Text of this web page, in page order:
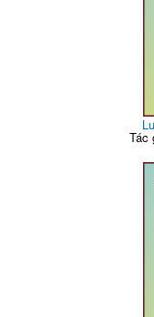
Tác